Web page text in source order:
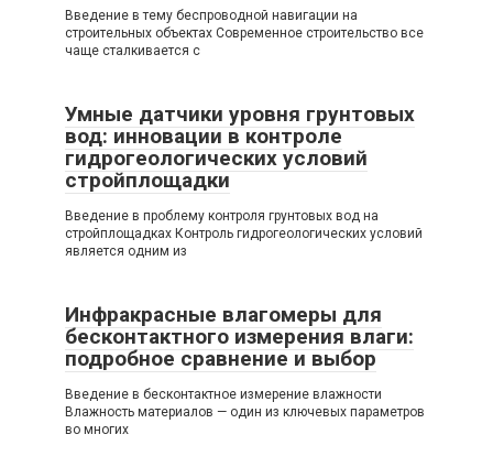
Введение в тему беспроводной навигации на
строительных объектах Современное строительство все
чаще сталкивается с
Умные датчики уровня грунтовых
вод: инновации в контроле
гидрогеологических условий
стройплощадки
Введение в проблему контроля грунтовых вод на
стройплощадках Контроль гидрогеологических условий
является одним из
Инфракрасные влагомеры для
бесконтактного измерения влаги:
подробное сравнение и выбор
Введение в бесконтактное измерение влажности
Влажность материалов — один из ключевых параметров
во многих